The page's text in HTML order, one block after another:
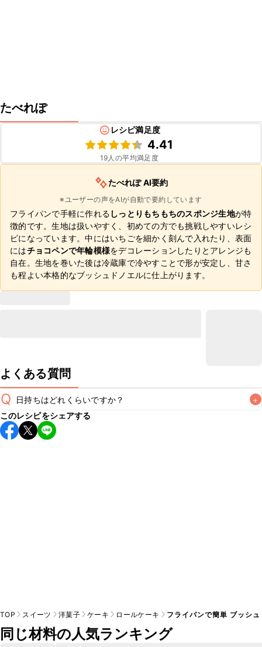
たべれぽ
レシピ満足度
4.41
19人の平均満足度
たべれぽ AI要約
※ユーザーの声をAIが自動で要約しています
フライパンで手軽に作れる しっとりもちもちのスポンジ生地が特
徴的です。生地は扱いやすく、初めての方でも挑戦しやすいレシ
ピになっています。中にはいちごを細かく刻んで入れたり、表面
にはチョコペンで年輪模様をデコレーションしたりとアレンジも
自在。生地を巻いた後は冷蔵庫で冷やすことで形が安定し、甘さ
も程よい本格的なブッシュドノエルに仕上がります。
よくある質問
Q 日持ちはどれくらいですか？ +
保存期間は冷蔵で当日中が目安です。なるべくお早めにお召
し上がりください。
このレシピをシェアする
TOP スイーツ 洋菓子 ケーキ ロールケーキ フライパンで簡単 ブッシ
同じ材料の人気ランキング